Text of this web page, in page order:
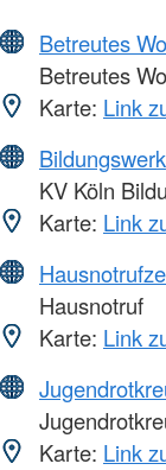
Betreutes
Betreutes
Karte: Link
Bildungswerk
KV Köln
Karte: Link
Hausnotruf
Karte: Link
Karte: Link